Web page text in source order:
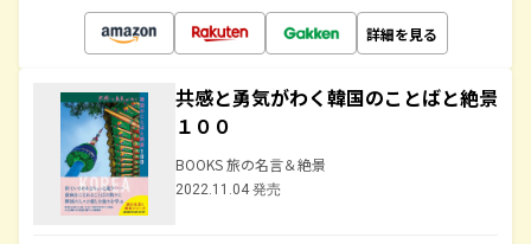
詳細を見る
共感と勇気がわく韓国のことばと絶景
１００
BOOKS 旅の名言＆絶景
2022.11.04 発売